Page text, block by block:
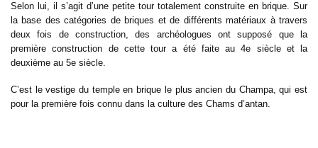
Selon lui, il s’agit d’une petite tour totalement construite en brique. Sur
la base des catégories de briques et de différents matériaux à travers
deux fois de construction, des archéologues ont supposé que la
première construction de cette tour a été faite au 4e siècle et la
deuxième au 5e siècle.
C’est le vestige du temple en brique le plus ancien du Champa, qui est
pour la première fois connu dans la culture des Chams d’antan.